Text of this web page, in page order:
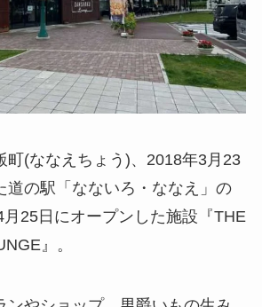
町(ななえちょう)、2018年3月23
道の駅「なないろ・ななえ」の
月25日にオープンした施設『THE
』。